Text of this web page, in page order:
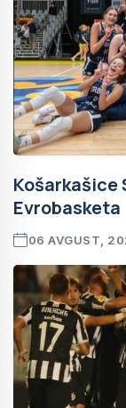
Košarkašice
Evrobasketa
06 AVGUST,